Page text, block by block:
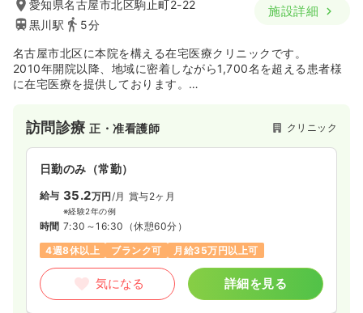
愛知県名古屋市北区駒止町2-22
黒川駅
5分
施設詳細
名古屋市北区に本院を構える在宅医療クリニックです。
2010年開院以降、地域に密着しながら1,700名を超える患者様
に在宅医療を提供しております。
在宅医療が未経験の方でも、入職後1～2ヶ月の同行研修で安心
してスタートいただけます。
訪問診療正・准看護師 クリニック
日勤のみ（常勤）
給与 35.2万円/月 賞与2ヶ月
※経験2年の例
時間 7:30～16:30 （休憩60分）
4週8休以上
ブランク可 月給35万円以上可
気になる 詳細を見る